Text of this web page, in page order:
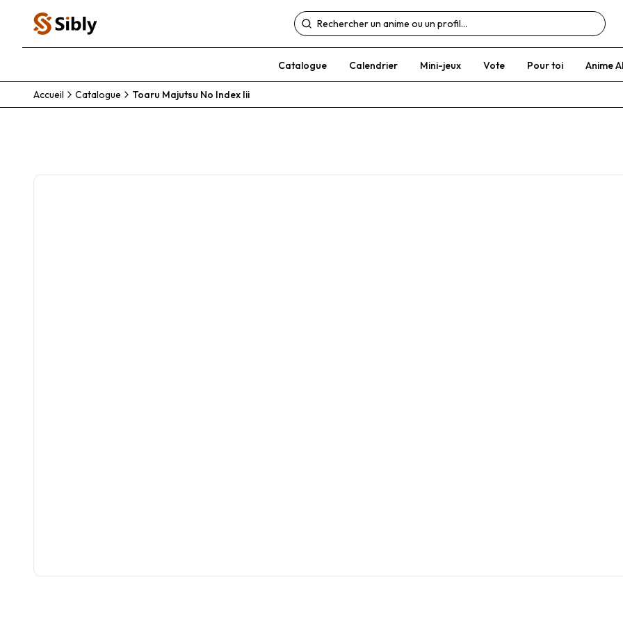
Catalogue Calendrier Mini-jeux Vote Pour toi Anime
Accueil Catalogue Toaru Majutsu No Index Iii